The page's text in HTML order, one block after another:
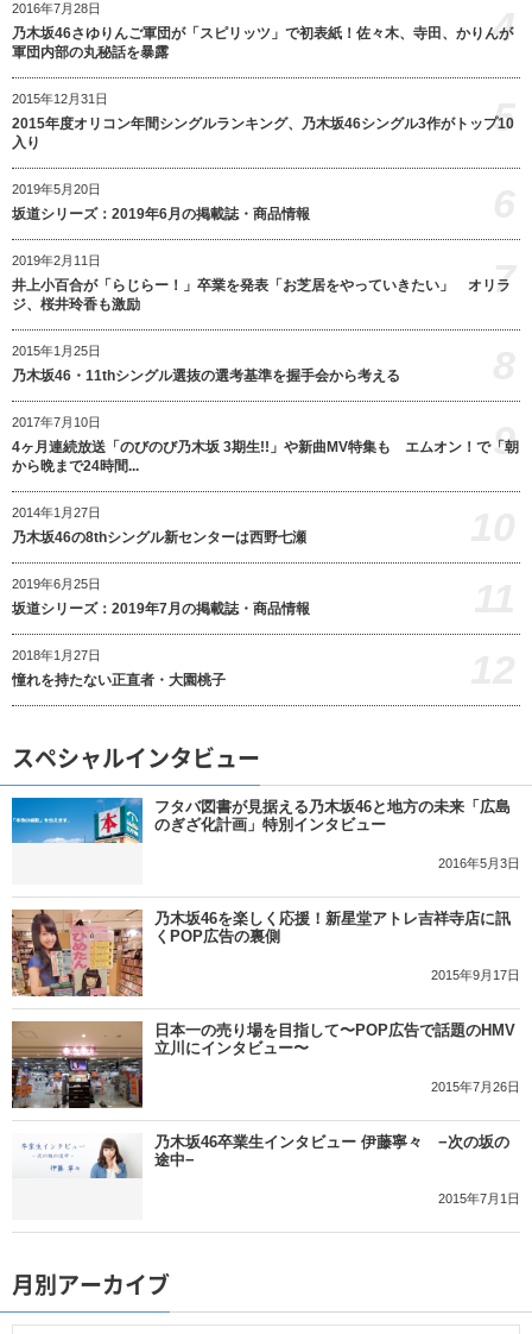
2016年7月28日
乃木坂46さゆりんご軍団が「スピリッツ」で初表紙！佐々木、寺田、かりんが
軍団内部の丸秘話を暴露
4
2015年12月31日
2015年度オリコン年間シングルランキング、乃木坂46シングル3作がトップ10
入り
5
2019年5月20日
坂道シリーズ：2019年6月の掲載誌・商品情報
2019年2月11日
井上小百合が「らじらー！」卒業を発表「お芝居をやっていきたい」 オリラ
ジ、桜井玲香も激励
7
2015年1月25日
乃木坂46・11thシングル選抜の選考基準を握手会から考える
2017年7月10日
4ヶ月連続放送「のびのび乃木坂 3期生!!」や新曲MV特集も エムオン！で「朝
から晩まで24時間...
9
2014年1月27日
乃木坂46の8thシングル新センターは西野七瀬
2019年6月25日
坂道シリーズ：2019年7月の掲載誌・商品情報
2018年1月27日
憧れを持たない正直者・大園桃子
スペシャルインタビュー
フタバ図書が見据える乃木坂46と地方の未来「広島
のぎざ化計画」特別インタビュー
2016年5月3日
乃木坂46を楽しく応援！新星堂アトレ吉祥寺店に訊
くPOP広告の裏側
2015年9月17日
日本一の売り場を目指して〜POP広告で話題のHMV
立川にインタビュー〜
2015年7月26日
乃木坂46卒業生インタビュー 伊藤寧々 −次の坂の
途中−
2015年7月1日
月別アーカイブ